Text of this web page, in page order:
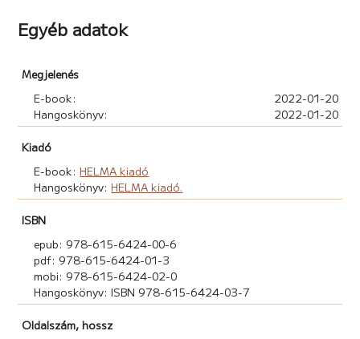
Egyéb adatok
Megjelenés
E-book:
2022-01-20
Hangoskönyv:
2022-01-20
Kiadó
E-book: HELMA kiadó
Hangoskönyv: HELMA kiadó.
ISBN
epub: 978-615-6424-00-6
pdf: 978-615-6424-01-3
mobi: 978-615-6424-02-0
Hangoskönyv: ISBN 978-615-6424-03-7
Oldalszám, hossz